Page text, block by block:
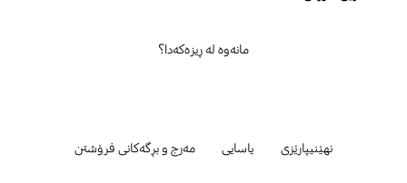
نهێنیپارێزی یاسایی مەرج و بڕگەکانی فرۆشتن
مانەوە لە ڕیزەکەدا؟